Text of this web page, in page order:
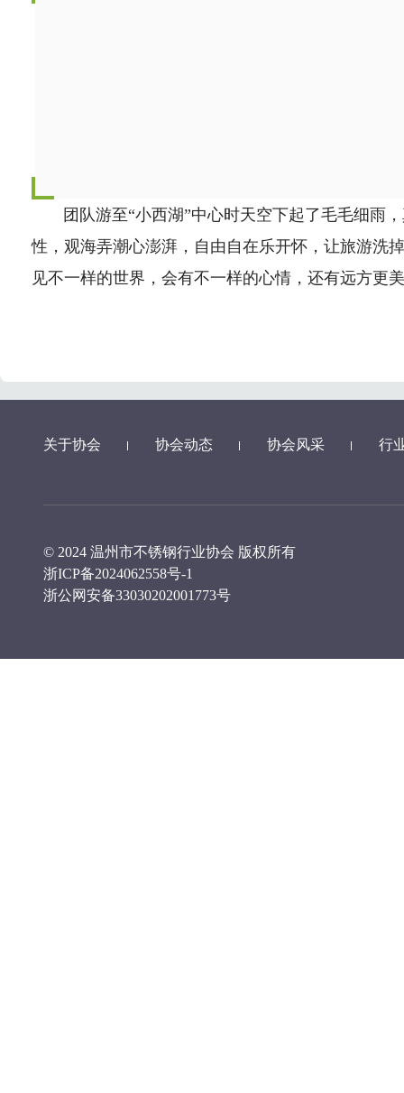
团队游至“小西湖”中心时天空下起了毛毛细雨，
性，观海弄潮心澎湃，自由自在乐开怀，让旅游洗
见不一样的世界，会有不一样的心情，还有远方更
关于协会 协会动态 协会风采 行
© 2024 温州市不锈钢行业协会 版权所有
浙ICP备2024062558号-1
浙公网安备33030202001773号